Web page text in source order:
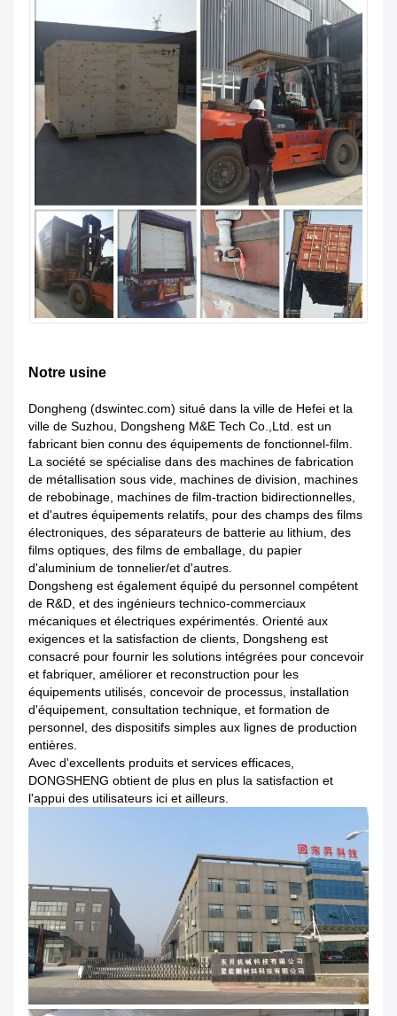
Notre usine
Dongheng (dswintec.com) situé dans la ville de Hefei et la
ville de Suzhou, Dongsheng M&E Tech Co.,Ltd. est un
fabricant bien connu des équipements de fonctionnel-film.
La société se spécialise dans des machines de fabrication
de métallisation sous vide, machines de division, machines
de rebobinage, machines de film-traction bidirectionnelles,
et d'autres équipements relatifs, pour des champs des films
électroniques, des séparateurs de batterie au lithium, des
films optiques, des films de emballage, du papier
d'aluminium de tonnelier/et d'autres.
Dongsheng est également équipé du personnel compétent
de R&D, et des ingénieurs technico-commerciaux
mécaniques et électriques expérimentés. Orienté aux
exigences et la satisfaction de clients, Dongsheng est
consacré pour fournir les solutions intégrées pour concevoir
et fabriquer, améliorer et reconstruction pour les
équipements utilisés, concevoir de processus, installation
d'équipement, consultation technique, et formation de
personnel, des dispositifs simples aux lignes de production
entières.
Avec d'excellents produits et services efficaces,
DONGSHENG obtient de plus en plus la satisfaction et
l'appui des utilisateurs ici et ailleurs.